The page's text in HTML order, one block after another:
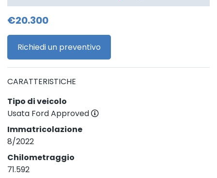
€20.300
Richiedi un preventivo
CARATTERISTICHE
Tipo di veicolo
Usata Ford Approved
Immatricolazione
8/2022
Chilometraggio
71.592